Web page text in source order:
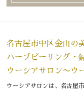
名古屋市中区金山の
ハーブピーリング・
ウーシアサロン〜ウ
ウーシアサロンは、名古屋